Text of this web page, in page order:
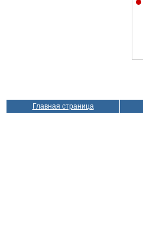
Главная страница